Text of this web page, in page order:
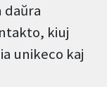
daŭra
kiuj
unikeco kaj